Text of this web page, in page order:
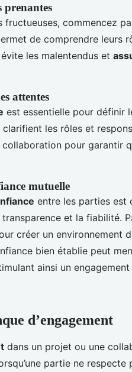
prenantes
fructueuses, commencez
de comprendre leurs
les malentendus et
attentes
est essentielle pour définir
les rôles et
pour garantir
mutuelle
entre les parties est
et la fiabilité.
créer un environnement
bien établie peut
ainsi un
d’engagement
dans un projet ou une
partie ne